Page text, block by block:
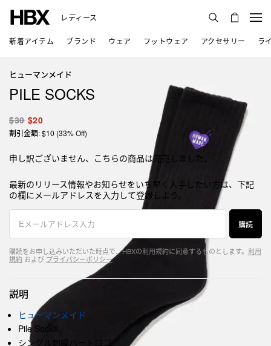
レディース
新着アイテム ブランド ウェア フットウェア アクセサリー ラ
ヒューマンメイド
PILE SOCKS
$30 $20
割引金額: $10 (33% Off)
申し訳ございません、こちらの商品は完売しました。
最新のリリース情報やお知らせをいち早く入手したい方は、下記
の欄にメールアドレスを入力して登録しよう。
購読
購読をお申し込みいただいた時点で、HBXの利用規約に同意するものとします。 利用
規約 および プライバシーポリシー
説明
ヒューマンメイド
Pile Socks
シングル刺繍ハートロゴ